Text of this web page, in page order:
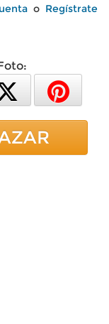
o Regístrate